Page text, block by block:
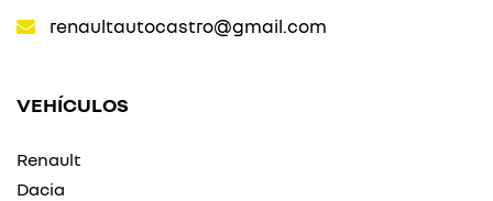
renaultautocastro@gmail.com
VEHÍCULOS
Renault
Dacia